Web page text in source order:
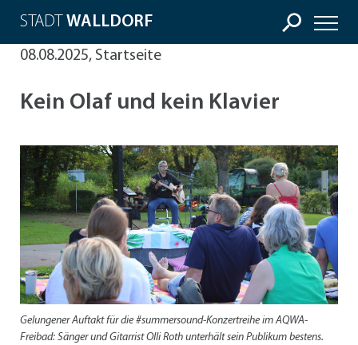
STADT WALLDORF
08.08.2025, Startseite
Kein Olaf und kein Klavier
Gelungener Auftakt für die #summersound-Konzertreihe im AQWA-
Freibad: Sänger und Gitarrist Olli Roth unterhält sein Publikum bestens.